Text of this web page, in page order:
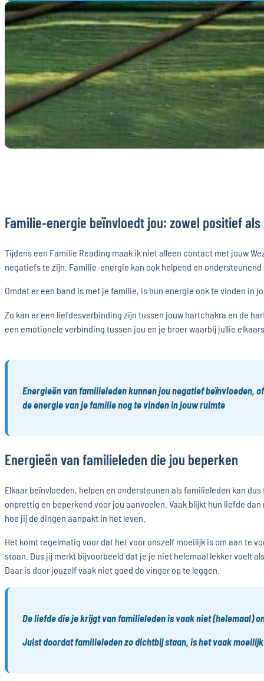
Familie-energie beïnvloedt jou: zowel positief
Tijdens een Familie Reading maak ik niet alleen contact met jouw
negatiefs te zijn. Familie-energie kan ook helpend en ondersteunend
Omdat er een band is met je familie, is hun energie ook te vinden in
Zo kan er een liefdesverbinding zijn tussen jouw hartchakra en de
een emotionele verbinding tussen jou en je broer waarbij jullie
Energieën van familieleden kunnen jou negatief beïnvloeden,
de energie van je familie nog te vinden in jouw ruimte
Energieën van familieleden die jou beperken
Elkaar beïnvloeden, helpen en ondersteunen als familieleden kan
onprettig en beperkend voor jou aanvoelen. Vaak blijkt hun liefde
hoe jij de dingen aanpakt in het leven.
Het komt regelmatig voor dat het voor onszelf moeilijk is om aan te
staan. Dus jij merkt bijvoorbeeld dat je je niet helemaal lekker voelt
Daar is door jouzelf vaak niet goed de vinger op te leggen.
De liefde die je krijgt van familieleden is vaak niet (helemaal)
Juist doordat familieleden zo dichtbij staan, is het vaak